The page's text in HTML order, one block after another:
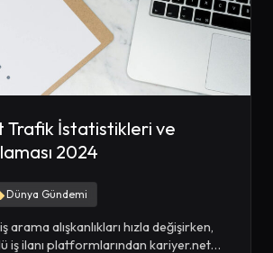
Trafik İstatistikleri ve
2024
Dünya Gündemi
arama alışkanlıkları hızla değişirken,
iş ilanı platformlarından kariyer.net